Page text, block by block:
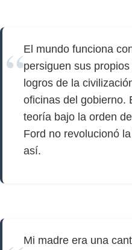
El mundo funciona
persiguen sus
logros de la
oficinas del gobierno.
teoría bajo la orden
Ford no revolucionó
así.
Mi madre era una